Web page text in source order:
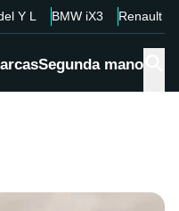
Y L BMW iX3 Renault
Segunda mano